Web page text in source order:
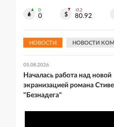
0
0
-0.2
80.92
НОВОСТИ НОВОСТИ
05.08.2026
лекарств
05.08.2026
Началась работа над новой
экранизацией романа
"Безнадега"